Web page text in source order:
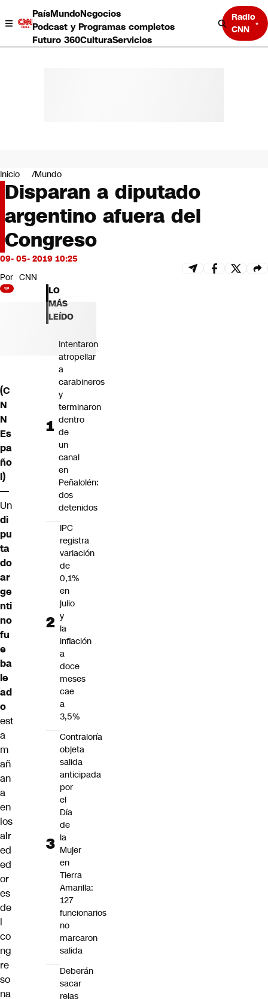
PaísMundoNegocios
Podcast y Programas completos
Futuro 360CulturaServicios
Radio
CNN
Negocios
Deportes
Programas completos
Cultura
Servicios
Bits
CNN Data
CNN tiempo
Futuro 360
Opinión
Inicio Mundo
Disparan a diputado
argentino afuera del
Congreso
09- 05- 2019 10:25
Por CNN
(C
N
N
Es
pa
ño
l)
—
Un
di
pu
ta
do
ar
ge
nti
no
fu
e
ba
le
ad
o
est
a
m
añ
an
a
en
los
alr
ed
ed
or
es
de
l
co
ng
re
so
na
LO
MÁS
LEÍDO
Intentaron
atropellar
a
carabineros
y
terminaron
dentro
de
un
canal
en
Peñalolén:
dos
detenidos
IPC
registra
variación
de
0,1%
en
julio
y
la
inflación
a
doce
meses
cae
a
3,5%
Contraloría
objeta
salida
anticipada
por
el
Día
de
la
Mujer
en
Tierra
Amarilla:
127
funcionarios
no
marcaron
salida
Deberán
sacar
rejas